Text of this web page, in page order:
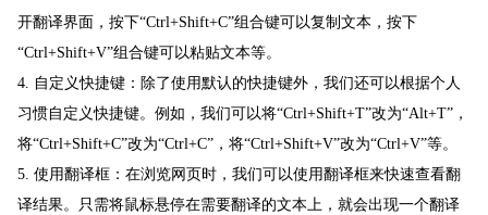
开翻译界面，按下“Ctrl+Shift+C”组合键可以复制文本，按下
“Ctrl+Shift+V”组合键可以粘贴文本等。
4. 自定义快捷键：除了使用默认的快捷键外，我们还可以根据个人
习惯自定义快捷键。例如，我们可以将“Ctrl+Shift+T”改为“Alt+T”，
将“Ctrl+Shift+C”改为“Ctrl+C”，将“Ctrl+Shift+V”改为“Ctrl+V”等。
5. 使用翻译框：在浏览网页时，我们可以使用翻译框来快速查看翻
译结果。只需将鼠标悬停在需要翻译的文本上，就会出现一个翻译